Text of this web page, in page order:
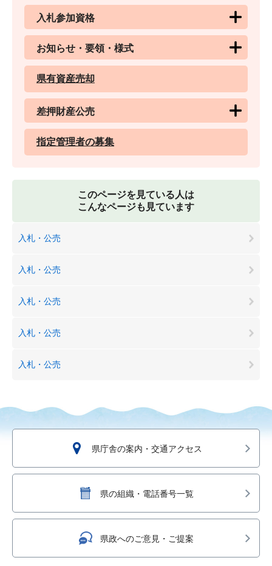
入札参加資格
お知らせ・要領・様式
県有資産売却
差押財産公売
指定管理者の募集
このページを見ている人は
こんなページも見ています
入札・公売
入札・公売
入札・公売
入札・公売
入札・公売
県庁舎の案内・交通アクセス
県の組織・電話番号一覧
県政へのご意見・ご提案